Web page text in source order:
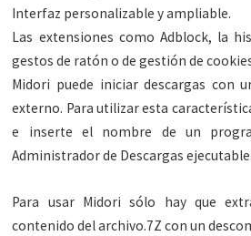
Interfaz personalizable y ampliable.
Las extensiones como Adblock, la
gestos de ratón o de gestión de
Midori puede iniciar descargas con
externo. Para utilizar esta
e inserte el nombre de un
Administrador de Descargas ejecutable.
Para usar Midori sólo hay que
contenido del archivo.7Z con un